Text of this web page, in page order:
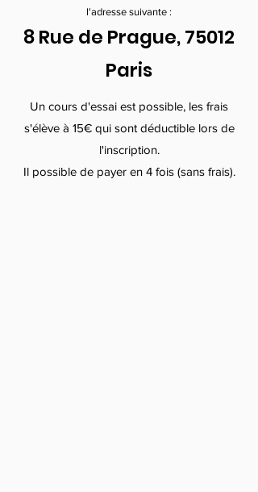
l'adresse suivante :
8 Rue de Prague, 75012
Paris
Un cours d'essai est possible, les frais
s'élève à 15€ qui sont déductible lors de
l'inscription.
Il possible de payer en 4 fois (sans frais).